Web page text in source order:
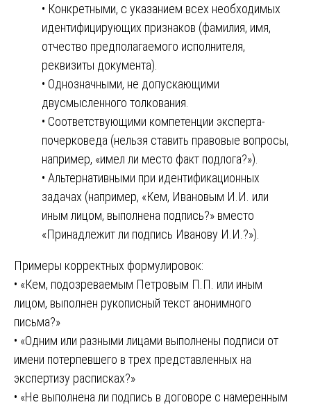
• Конкретными, с указанием всех необходимых
идентифицирующих признаков (фамилия, имя,
отчество предполагаемого исполнителя,
реквизиты документа).
• Однозначными, не допускающими
двусмысленного толкования.
• Соответствующими компетенции эксперта-
почерковеда (нельзя ставить правовые вопросы,
например, «имел ли место факт подлога?»).
• Альтернативными при идентификационных
задачах (например, «Кем, Ивановым И.И. или
иным лицом, выполнена подпись?» вместо
«Принадлежит ли подпись Иванову И.И.?»).
Примеры корректных формулировок:
• «Кем, подозреваемым Петровым П.П. или иным
лицом, выполнен рукописный текст анонимного
письма?»
• «Одним или разными лицами выполнены подписи от
имени потерпевшего в трех представленных на
экспертизу расписках?»
• «Не выполнена ли подпись в договоре с намеренным